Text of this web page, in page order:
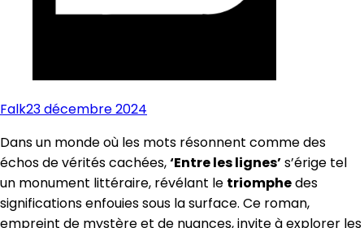
Falk23 décembre 2024
Dans un monde où les mots résonnent comme des
échos de vérités cachées,‘Entre les lignes’s’érige tel
un monument littéraire, révélant le triomphedes
significations enfouies sous la surface. Ce roman,
empreint de mystère et de nuances, invite à explorer les